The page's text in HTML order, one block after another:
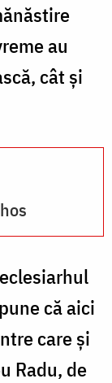
au
cât şi
că aici
care şi
Radu, de